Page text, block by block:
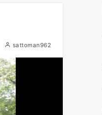
sattoman962